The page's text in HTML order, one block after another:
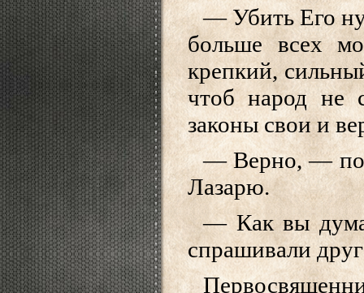
— Убить Его
больше всех
крепкий,
чтоб народ не
законы свои и
— Верно, —
Лазарю.
— Как вы
спрашивали